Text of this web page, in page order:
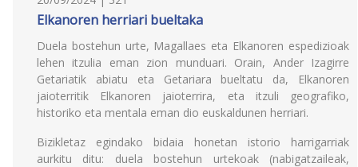
Elkanoren herriari bueltaka
Duela bostehun urte, Magallaes eta Elkanoren espedizioak
lehen itzulia eman zion munduari. Orain, Ander Izagirre
Getariatik abiatu eta Getariara bueltatu da, Elkanoren
jaioterritik Elkanoren jaioterrira, eta itzuli geografiko,
historiko eta mentala eman dio euskaldunen herriari.
Bizikletaz egindako bidaia honetan istorio harrigarriak
aurkitu ditu: duela bostehun urtekoak (nabigatzaileak,